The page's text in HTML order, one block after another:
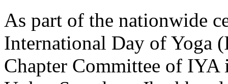
As part of the nationwide
International Day of Yoga
Chapter Committee of